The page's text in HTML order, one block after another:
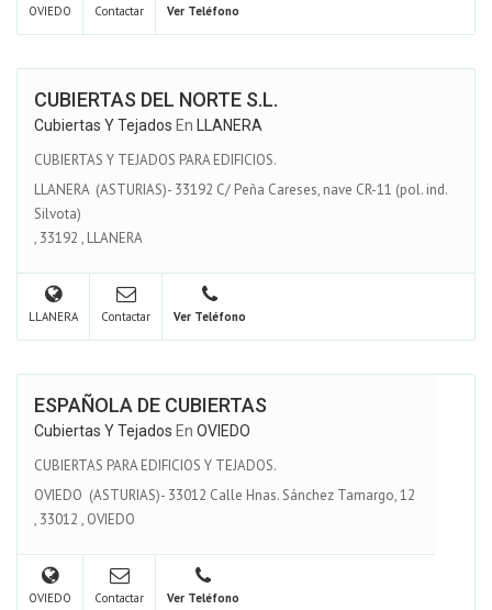
OVIEDO Contactar Ver Teléfono
CUBIERTAS DEL NORTE S.L.
Cubiertas Y Tejados En LLANERA
CUBIERTAS Y TEJADOS PARA EDIFICIOS.
LLANERA (ASTURIAS)- 33192 C/ Peña Careses, nave CR-11 (pol. ind.
Silvota)
, 33192 , LLANERA
LLANERA Contactar Ver Teléfono
ESPAÑOLA DE CUBIERTAS
Cubiertas Y Tejados En OVIEDO
CUBIERTAS PARA EDIFICIOS Y TEJADOS.
OVIEDO (ASTURIAS)- 33012 Calle Hnas. Sánchez Tamargo, 12
, 33012 , OVIEDO
OVIEDO Contactar Ver Teléfono